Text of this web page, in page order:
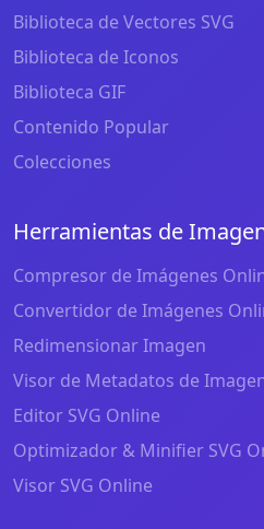
Biblioteca de Vectores SVG
Biblioteca de Iconos
Biblioteca GIF
Contenido Popular
Colecciones
Herramientas de
Compresor de Imágenes
Convertidor de Imágenes
Redimensionar Imagen
Visor de Metadatos de
Editor SVG Online
Optimizador & Minifier SVG
Visor SVG Online